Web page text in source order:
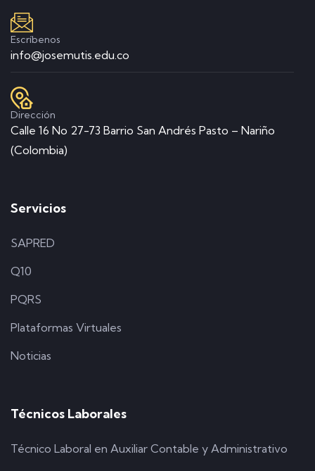
Escríbenos
info@josemutis.edu.co
Dirección
Calle 16 No 27-73 Barrio San Andrés Pasto – Nariño
(Colombia)
Servicios
SAPRED
Q10
PQRS
Plataformas Virtuales
Noticias
Técnicos Laborales
Técnico Laboral en Auxiliar Contable y Administrativo